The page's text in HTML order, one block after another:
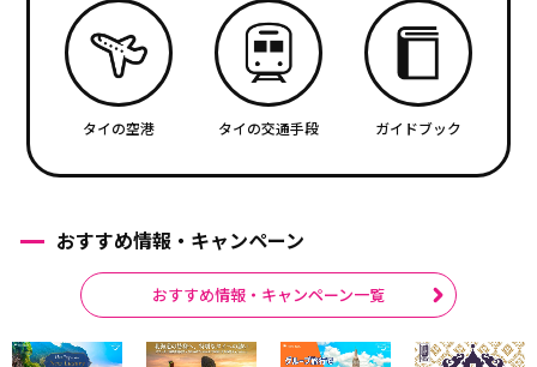
タイの空港 タイの交通手段 ガイドブック
おすすめ情報・キャンペーン
おすすめ情報・キャンペーン一覧